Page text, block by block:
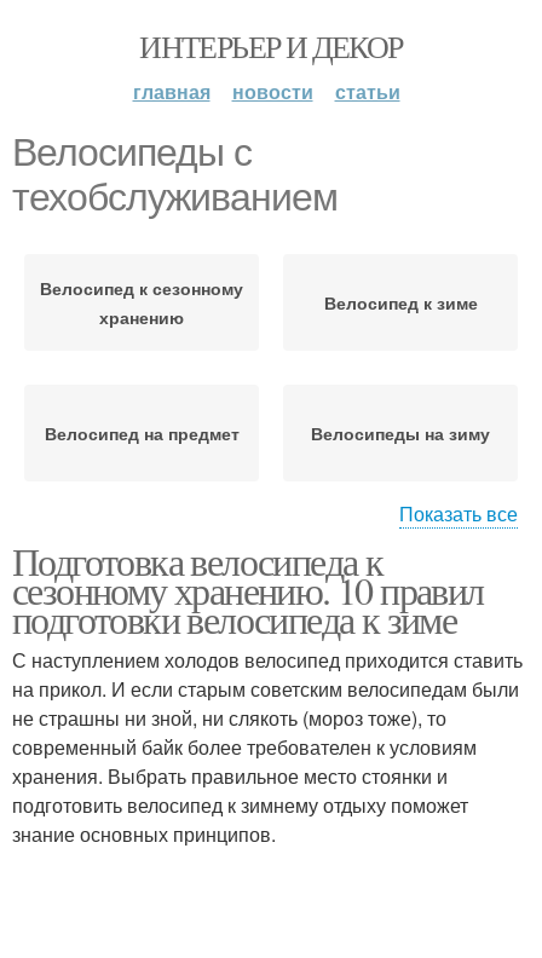
ИНТЕРЬЕР И ДЕКОР
главная новости статьи
Велосипеды с
техобслуживанием
Велосипед к сезонному
хранению
Велосипед к зиме
Велосипед на предмет Велосипеды на зиму
хранению
использованию
Показать все
Подготовка велосипеда к
сезонному хранению. 10 правил
подготовки велосипеда к зиме
С наступлением холодов велосипед приходится ставить
на прикол. И если старым советским велосипедам были
не страшны ни зной, ни слякоть (мороз тоже), то
современный байк более требователен к условиям
хранения. Выбрать правильное место стоянки и
подготовить велосипед к зимнему отдыху поможет
знание основных принципов.